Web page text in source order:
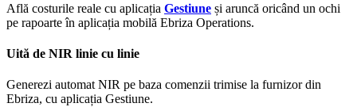
Află costurile reale cu aplicația Gestiune și aruncă oricând un ochi
pe rapoarte în aplicația mobilă Ebriza Operations.
Uită de NIR linie cu linie
Generezi automat NIR pe baza comenzii trimise la furnizor din
Ebriza, cu aplicația Gestiune.